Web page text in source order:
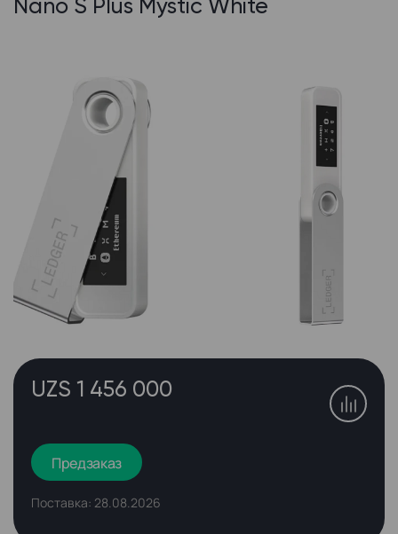
Nano S Plus Mystic White
UZS 1 456 000
Предзаказ
Поставка: 28.08.2026